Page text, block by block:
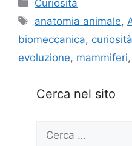
Curiosità
Tag
anatomia animale,
biomeccanica,
evoluzione, mammiferi,
Cerca nel sito
Ricerca